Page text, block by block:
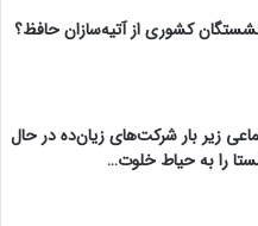
کشوری از آتیه‌سازان حافظ؟
زیر بار شرکت‌های زیان‌ده در حال
را به حیاط خلوت…